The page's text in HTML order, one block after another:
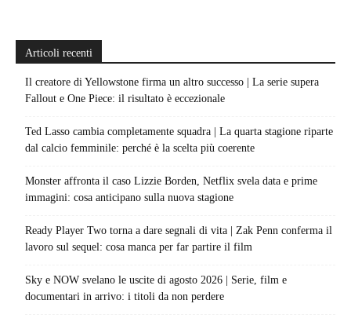
Articoli recenti
Il creatore di Yellowstone firma un altro successo | La serie supera
Fallout e One Piece: il risultato è eccezionale
Ted Lasso cambia completamente squadra | La quarta stagione riparte
dal calcio femminile: perché è la scelta più coerente
Monster affronta il caso Lizzie Borden, Netflix svela data e prime
immagini: cosa anticipano sulla nuova stagione
Ready Player Two torna a dare segnali di vita | Zak Penn conferma il
lavoro sul sequel: cosa manca per far partire il film
Sky e NOW svelano le uscite di agosto 2026 | Serie, film e
documentari in arrivo: i titoli da non perdere